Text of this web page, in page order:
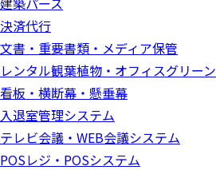
決済代行
文書・重要書類・メディア保管
レンタル観葉植物・オフィスグリーン
看板・横断幕・懸垂幕
入退室管理システム
テレビ会議・WEB会議システム
POSレジ・POSシステム